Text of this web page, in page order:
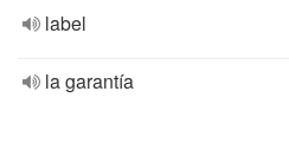
label
la garantía